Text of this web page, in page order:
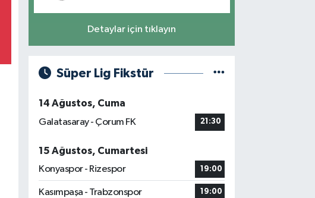
Detaylar için tıklayın
Süper Lig Fikstür
14 Ağustos, Cuma
Galatasaray - Çorum FK
21:30
15 Ağustos, Cumartesi
Konyaspor - Rizespor
19:00
Kasımpaşa - Trabzonspor 19:00